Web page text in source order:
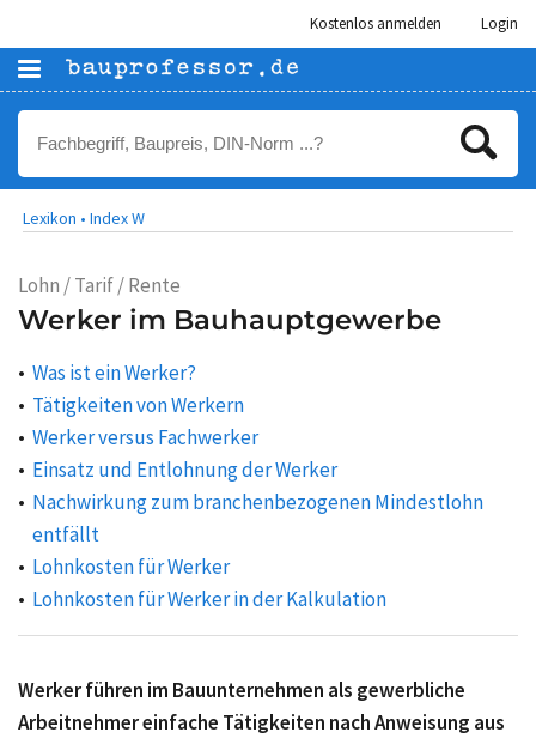
Kostenlos anmelden Login
Lexikon • Index W
Lohn / Tarif / Rente
Werker im Bauhauptgewerbe
Was ist ein Werker?
Tätigkeiten von Werkern
Werker versus Fachwerker
Einsatz und Entlohnung der Werker
Nachwirkung zum branchenbezogenen Mindestlohn
entfällt
Lohnkosten für Werker
Lohnkosten für Werker in der Kalkulation
Werker führen im Bauunternehmen als gewerbliche
Arbeitnehmer einfache Tätigkeiten nach Anweisung aus